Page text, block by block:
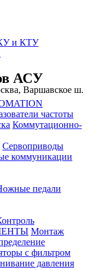
Варшавское ш.
и КТУ
АСУ
частоты
Коммутационно-
Сервоприводы
коммуникации
педали
Монтаж
с фильтром
давления